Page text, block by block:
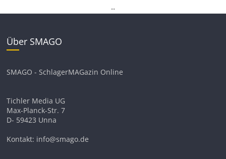
..
Über SMAGO
SMAGO - SchlagerMAGazin Online
Tichler Media UG
Max-Planck-Str. 7
D- 59423 Unna
Kontakt: info@smago.de